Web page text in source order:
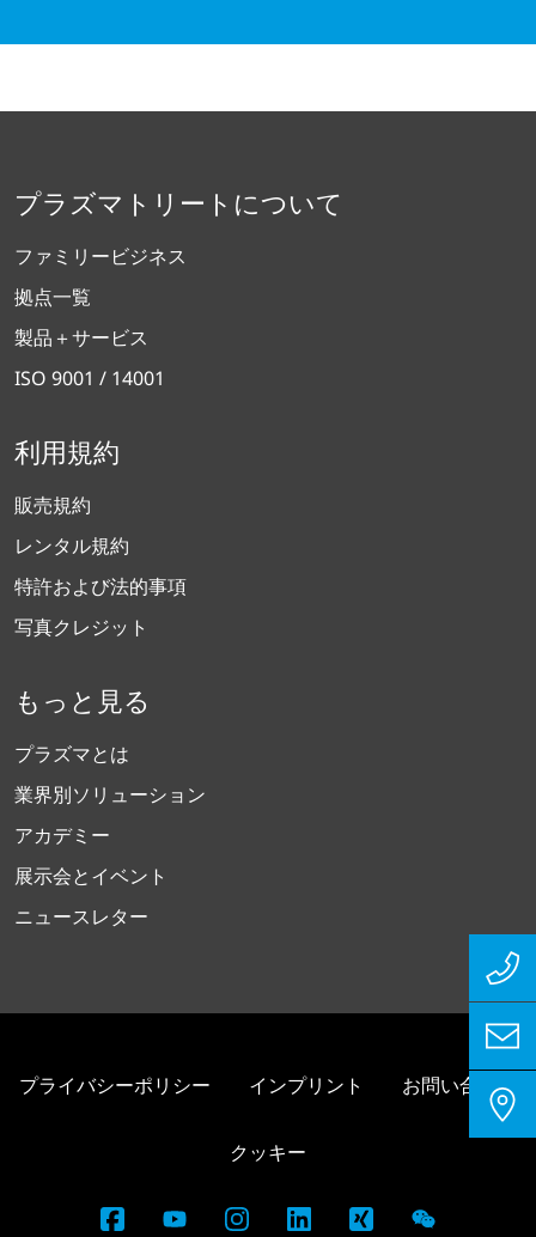
プラズマトリートについて
ファミリービジネス
拠点一覧
製品＋サービス
ISO 9001 / 14001
利用規約
販売規約
レンタル規約
特許および法的事項
写真クレジット
もっと見る
プラズマとは
業界別ソリューション
アカデミー
展示会とイベント
ニュースレター
プライバシーポリシー インプリント お問い合わせ
クッキー